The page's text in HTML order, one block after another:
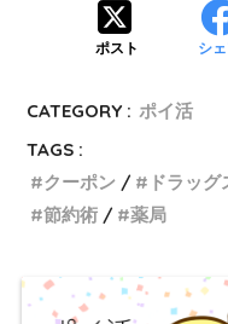
ポスト シ
CATEGORY : ポイ活
TAGS :
クーポン
ドラッ
節約術
薬局